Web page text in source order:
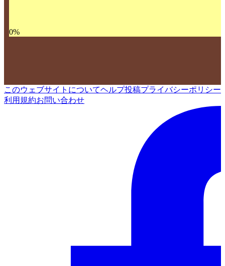
0%
このウェブサイトについてヘルプ投稿プライバシーポリシー
利用規約お問い合わせ